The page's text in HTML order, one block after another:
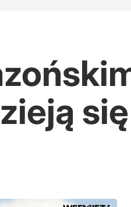
się